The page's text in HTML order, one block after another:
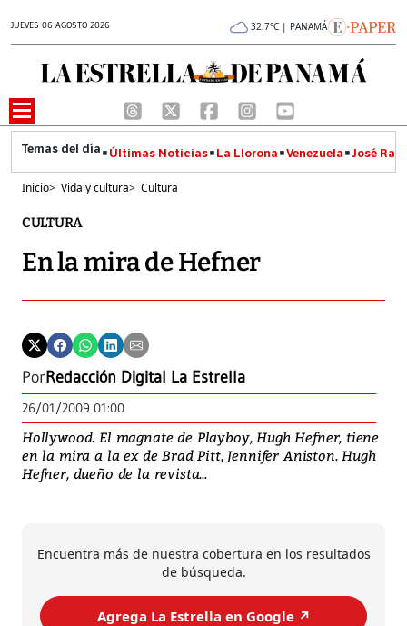
JUEVES 06 AGOSTO 2026 32.7°C | PANAMÁ
Últimas Noticias La Llorona Venezuela José
Inicio> Vida y cultura> Cultura
CULTURA
En la mira de Hefner
PorRedacción Digital La Estrella
26/01/2009 01:00
Hollywood. El magnate de Playboy, Hugh Hefner, tiene
en la mira a la ex de Brad Pitt, Jennifer Aniston. Hugh
Hefner, dueño de la revista...
Encuentra más de nuestra cobertura en los resultados
de búsqueda.
Agrega La Estrella en Google ↗️